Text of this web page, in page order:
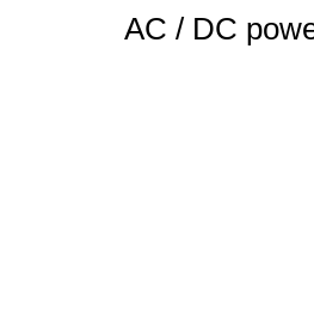
AC / DC